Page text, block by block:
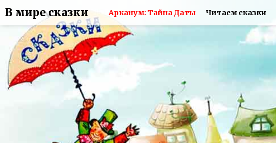
В мире сказки Арканум: Тайна Даты Читаем сказки